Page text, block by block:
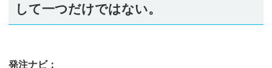
して一つだけではない。
発注ナビ：